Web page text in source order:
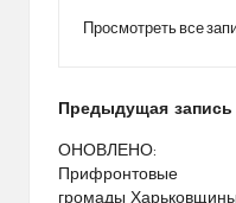
Просмотреть все
Навигация
по
записям
Предыдущая запись
ОНОВЛЕНО:
Прифронтовые
громады Харьковщины